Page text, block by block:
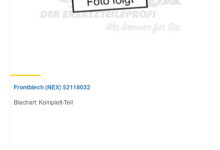
Frontblech (NEX) 52118032
Blechart: Komplett-Teil
Nissan Ersatzteile
Porsche Ersatzteile